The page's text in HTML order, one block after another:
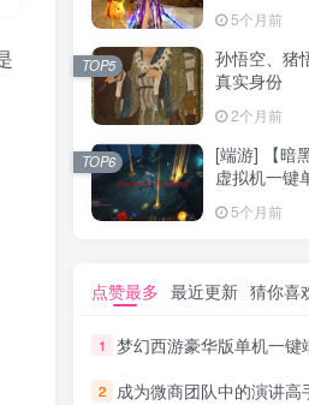
5个月前
孙悟空、猪
真实身份
2个月前
TOP5
[端游] 【暗
虚拟机一键
5个月前
TOP6
点赞最多 最近更新 猜你喜
1 梦幻西游豪华版单机一键端，带GM工具
2 成为微商团队中的演讲高